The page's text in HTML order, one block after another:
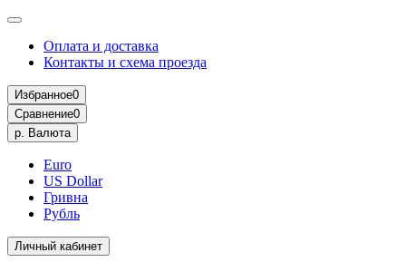
Оплата и доставка
Контакты и схема проезда
Избранное0
Сравнение0
р. Валюта
Euro
US Dollar
Гривна
Рубль
Личный кабинет